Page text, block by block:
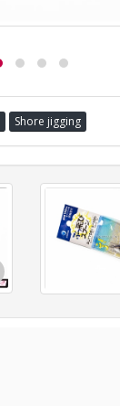
Shore jigging